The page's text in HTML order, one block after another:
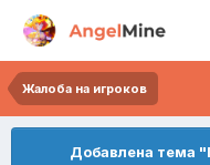
Жалоба на игроков
Добавлена тема